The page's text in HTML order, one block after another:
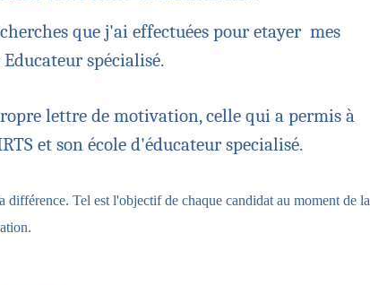
que j'ai effectuées pour etayer mes
spécialisé.
lettre de motivation, celle qui a permis à
et son école d'éducateur specialisé.
différence. Tel est l'objectif de chaque candidat au moment de la